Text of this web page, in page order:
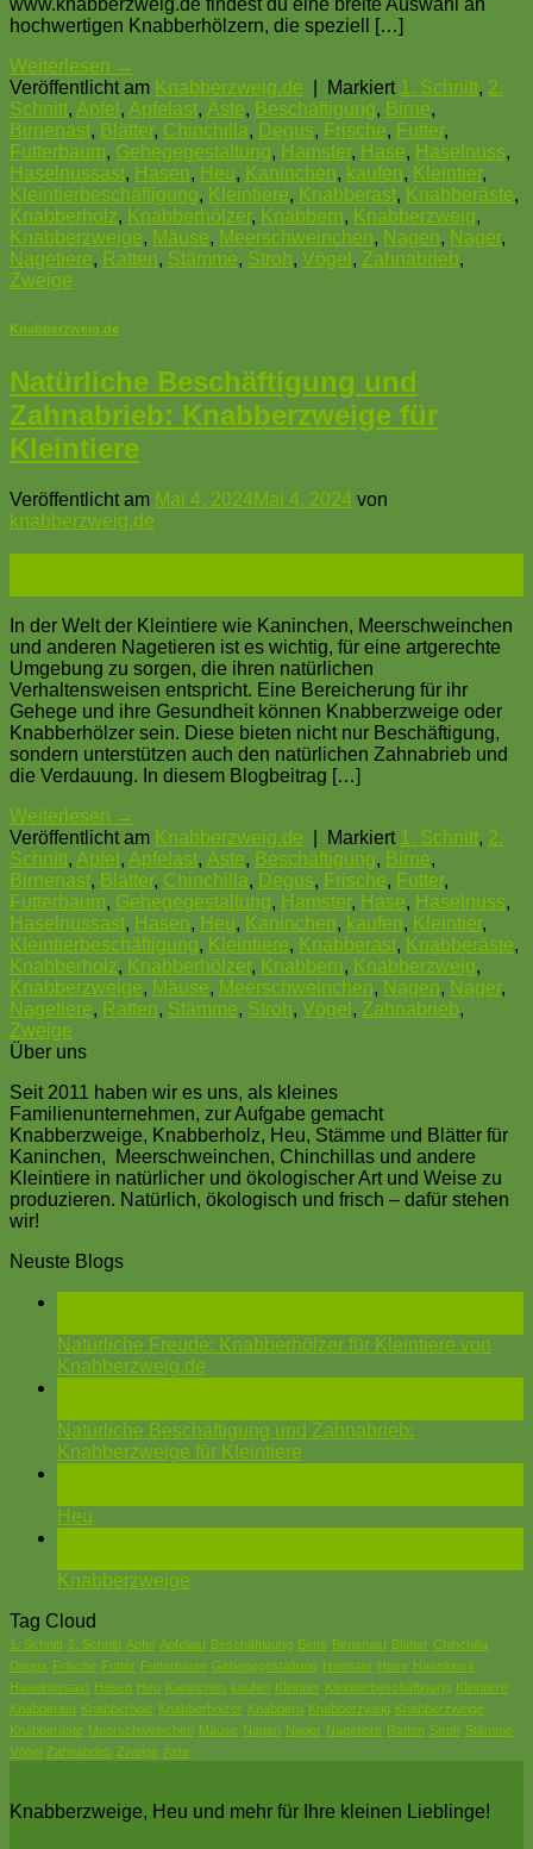
www.knabberzweig.de findest du eine breite Auswahl an
hochwertigen Knabberhölzern, die speziell […]
Weiterlesen →
Veröffentlicht am Knabberzweig.de Markiert 1. Schnitt, 2.
Schnitt, Apfel , Apfelast, Äste, Beschäftigung, Birne,
Birnenast, Blätter, Chinchilla, Degus, Frische, Futter,
Futterbaum, Gehegegestaltung, Hamster, Hase, Haselnuss,
Haselnussast, Hasen, Heu, Kaninchen, kaufen, Kleintier,
Kleintierbeschäftigung, Kleintiere, Knabberast, Knabberäste,
Knabberholz, Knabberhölzer, Knabbern, Knabberzweig,
Knabberzweige, Mäuse, Meerschweinchen, Nagen, Nager,
Nagetiere, Ratten, Stämme, Stroh, Vögel , Zahnabrieb,
Zweige
Knabberzweig.de
Natürliche Beschäftigung und
Zahnabrieb: Knabberzweige für
Kleintiere
Veröffentlicht am Mai 4, 2024Mai 4, 2024 von
knabberzweig.de
In der Welt der Kleintiere wie Kaninchen, Meerschweinchen
und anderen Nagetieren ist es wichtig, für eine artgerechte
Umgebung zu sorgen, die ihren natürlichen
Verhaltensweisen entspricht. Eine Bereicherung für ihr
Gehege und ihre Gesundheit können Knabberzweige oder
Knabberhölzer sein. Diese bieten nicht nur Beschäftigung,
sondern unterstützen auch den natürlichen Zahnabrieb und
die Verdauung. In diesem Blogbeitrag […]
Weiterlesen →
Veröffentlicht am Knabberzweig.de Markiert 1. Schnitt, 2.
Schnitt, Apfel , Apfelast, Äste, Beschäftigung, Birne,
Birnenast, Blätter, Chinchilla, Degus, Frische, Futter,
Futterbaum, Gehegegestaltung, Hamster, Hase, Haselnuss,
Haselnussast, Hasen, Heu, Kaninchen, kaufen, Kleintier,
Kleintierbeschäftigung, Kleintiere, Knabberast, Knabberäste,
Knabberholz, Knabberhölzer, Knabbern, Knabberzweig,
Knabberzweige, Mäuse, Meerschweinchen, Nagen, Nager,
Nagetiere, Ratten, Stämme, Stroh, Vögel , Zahnabrieb,
Zweige
Über uns
Seit 2011 haben wir es uns, als kleines
Familienunternehmen, zur Aufgabe gemacht
Knabberzweige, Knabberholz, Heu, Stämme und Blätter für
Kaninchen, Meerschweinchen, Chinchillas und andere
Kleintiere in natürlicher und ökologischer Art und Weise zu
produzieren. Natürlich, ökologisch und frisch – dafür stehen
wir!
Neuste Blogs
Natürliche Freude: Knabberhölzer für Kleintiere von
Knabberzweig.de
Natürliche Beschäftigung und Zahnabrieb:
Knabberzweige für Kleintiere
Heu
Knabberzweige
Tag Cloud
1. Schnitt 2. Schnitt Apfel Apfelast Beschäftigung Birne Birnenast Blätter Chinchilla
Degus Frische Futter Futterbaum Gehegegestaltung Hamster Hase Haselnuss
Haselnussast Hasen Heu Kaninchen kaufen Kleintier Kleintierbeschäftigung Kleintiere
Knabberast Knabberholz Knabberhölzer Knabbern Knabberzweig Knabberzweige
Knabberäste Meerschweinchen Mäuse Nagen Nager Nagetiere Ratten Stroh Stämme
Vögel Zahnabrieb Zweige Äste
Knabberzweige, Heu und mehr für Ihre kleinen Lieblinge!